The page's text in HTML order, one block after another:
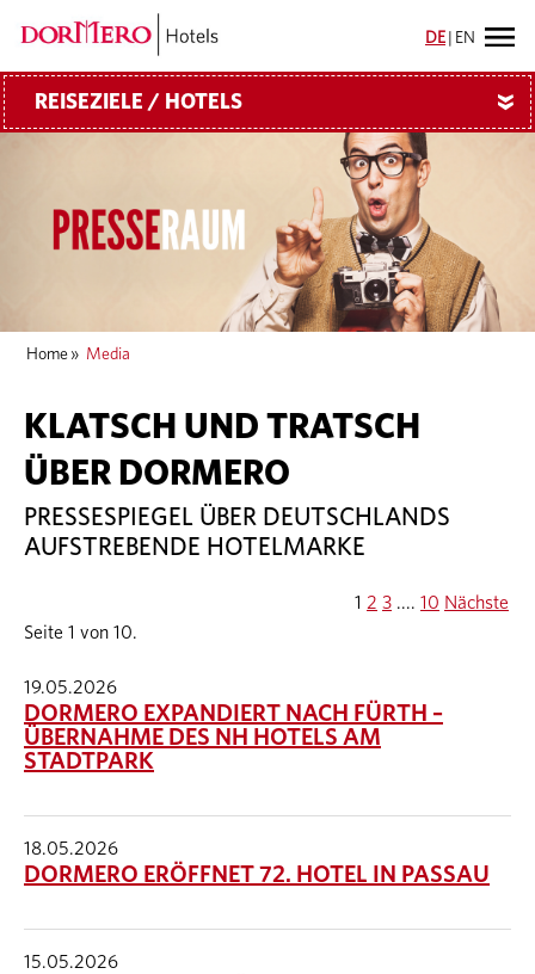
DE EN
REISEZIELE / HOTELS »
Home » Media
KLATSCH UND TRATSCH
ÜBER DORMERO
PRESSESPIEGEL ÜBER DEUTSCHLANDS
AUFSTREBENDE HOTELMARKE
Seite 1 von 10.
1 2 3 .... 10 Nächste
19.05.2026
DORMERO EXPANDIERT NACH FÜRTH –
ÜBERNAHME DES NH HOTELS AM
STADTPARK
18.05.2026
DORMERO ERÖFFNET 72. HOTEL IN PASSAU
15.05.2026